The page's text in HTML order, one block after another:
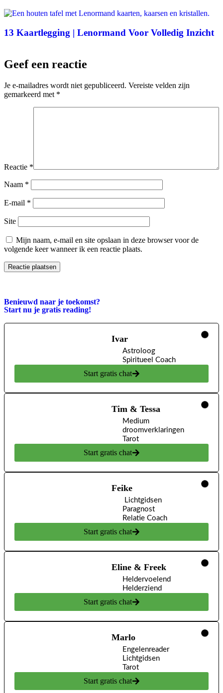
13 Kaartlegging | Lenormand Voor Volledig Inzicht
Geef een reactie
Je e-mailadres wordt niet gepubliceerd. Vereiste velden zijn
gemarkeerd met *
Reactie *
Naam *
E-mail *
Site
Mijn naam, e-mail en site opslaan in deze browser voor de
volgende keer wanneer ik een reactie plaats.
Benieuwd naar je toekomst?
Start nu je gratis reading!
Ivar
Astroloog
Spiritueel Coach
Start gratis chat
Tim & Tessa
Medium
droomverklaringen
Tarot
Start gratis chat
Feike
Lichtgidsen
Paragnost
Relatie Coach
Start gratis chat
Eline & Freek
Heldervoelend
Helderziend
Start gratis chat
Marlo
Engelenreader
Lichtgidsen
Tarot
Start gratis chat